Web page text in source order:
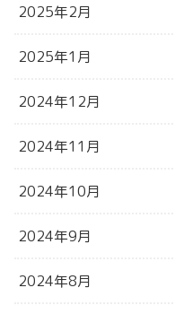
2025年2月
2025年1月
2024年12月
2024年11月
2024年10月
2024年9月
2024年8月